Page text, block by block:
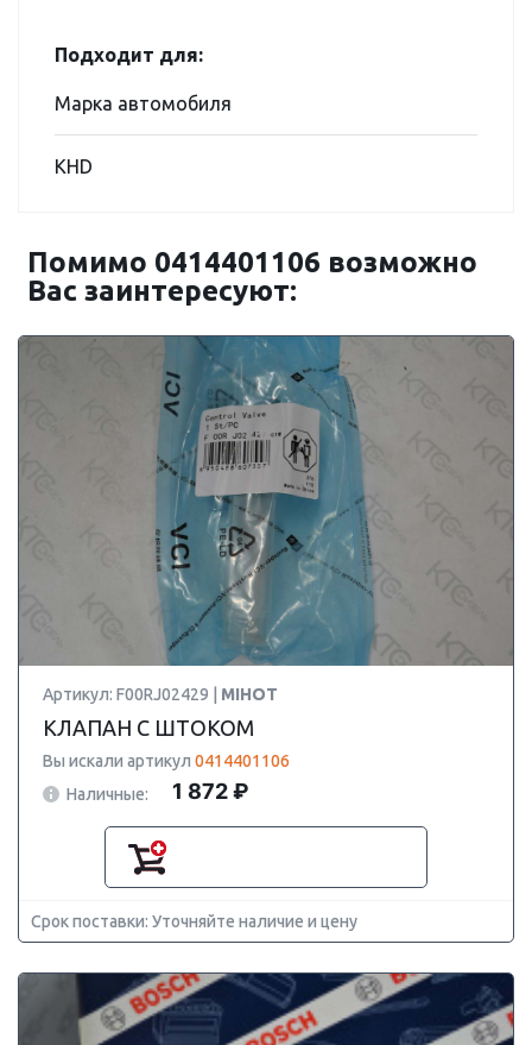
Подходит для:
Марка автомобиля
KHD
Помимо 0414401106 возможно
Вас заинтересуют:
Артикул: F00RJ02429 | MIHOT
КЛАПАН С ШТОКОМ
Вы искали артикул 0414401106
Наличные:
1 872 ₽
Срок поставки: Уточняйте наличие и цену